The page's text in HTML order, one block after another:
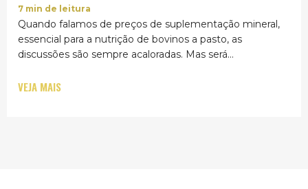
7 min de leitura
Quando falamos de preços de suplementação mineral,
essencial para a nutrição de bovinos a pasto, as
discussões são sempre acaloradas. Mas será...
VEJA MAIS